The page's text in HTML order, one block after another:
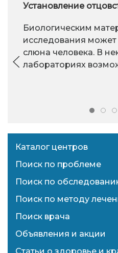
Установление
Биологическим
исследования может
слюна человека. В
лабораториях
Каталог центров
Поиск по проблеме
Поиск по
Поиск по методу
Поиск врача
Объявления и акции